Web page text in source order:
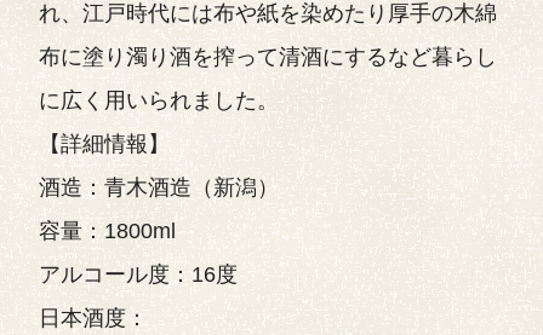
れ、江戸時代には布や紙を染めたり厚手の木綿
布に塗り濁り酒を搾って清酒にするなど暮らし
に広く用いられました。
【詳細情報】
酒造：青木酒造（新潟）
容量：1800ml
アルコール度：16度
日本酒度：